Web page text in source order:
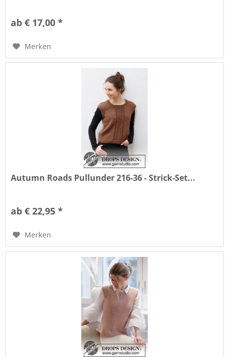
ab € 17,00 *
Merken
Autumn Roads Pullunder 216-36 - Strick-Set...
ab € 22,95 *
Merken